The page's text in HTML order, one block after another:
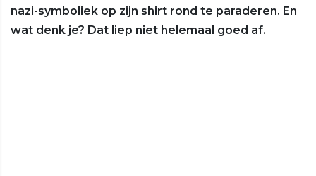
nazi-symboliek op zijn shirt rond te paraderen. En
wat denk je? Dat liep niet helemaal goed af.